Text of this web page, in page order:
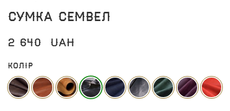
Сумка Семвел
2 640 UAH
Колір